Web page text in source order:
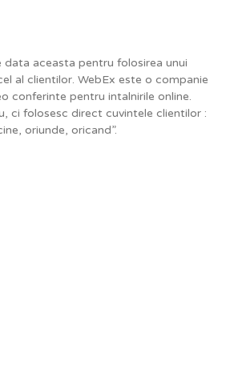
data aceasta pentru folosirea unui
al clientilor. WebEx este o companie
conferinte pentru intalnirile online.
ci folosesc direct cuvintele clientilor :
oriunde, oricand”.